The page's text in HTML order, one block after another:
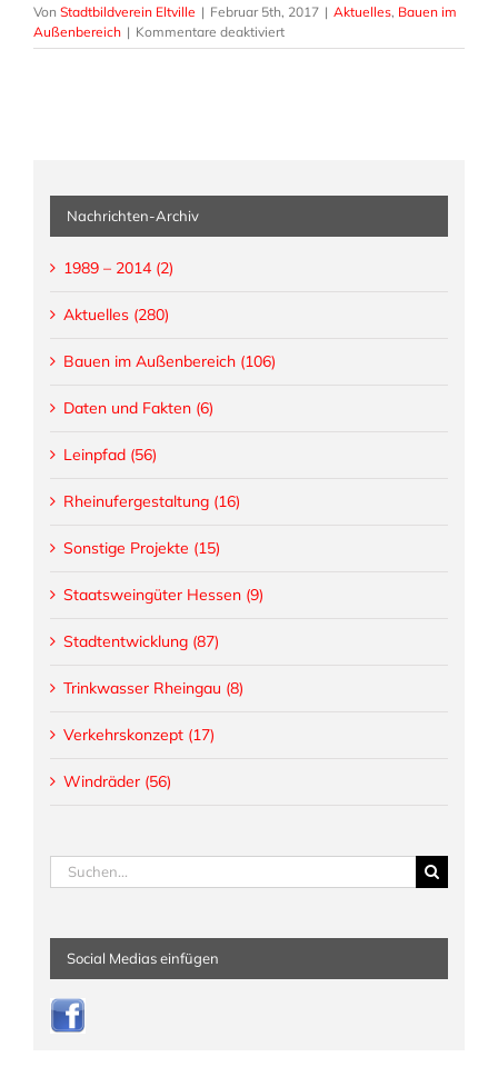
Von Stadtbildverein Eltville | Februar 5th, 2017 | Aktuelles, Bauen im
Außenbereich | Kommentare deaktiviertfür
Offener
Nachrichten-Archiv
1989 – 2014 (2)
Aktuelles (280)
Bauen im Außenbereich (106)
Daten und Fakten (6)
Leinpfad (56)
Rheinufergestaltung (16)
Sonstige Projekte (15)
Staatsweingüter Hessen (9)
Stadtentwicklung (87)
Trinkwasser Rheingau (8)
Verkehrskonzept (17)
Windräder (56)
Suche
nach:
Social Medias einfügen